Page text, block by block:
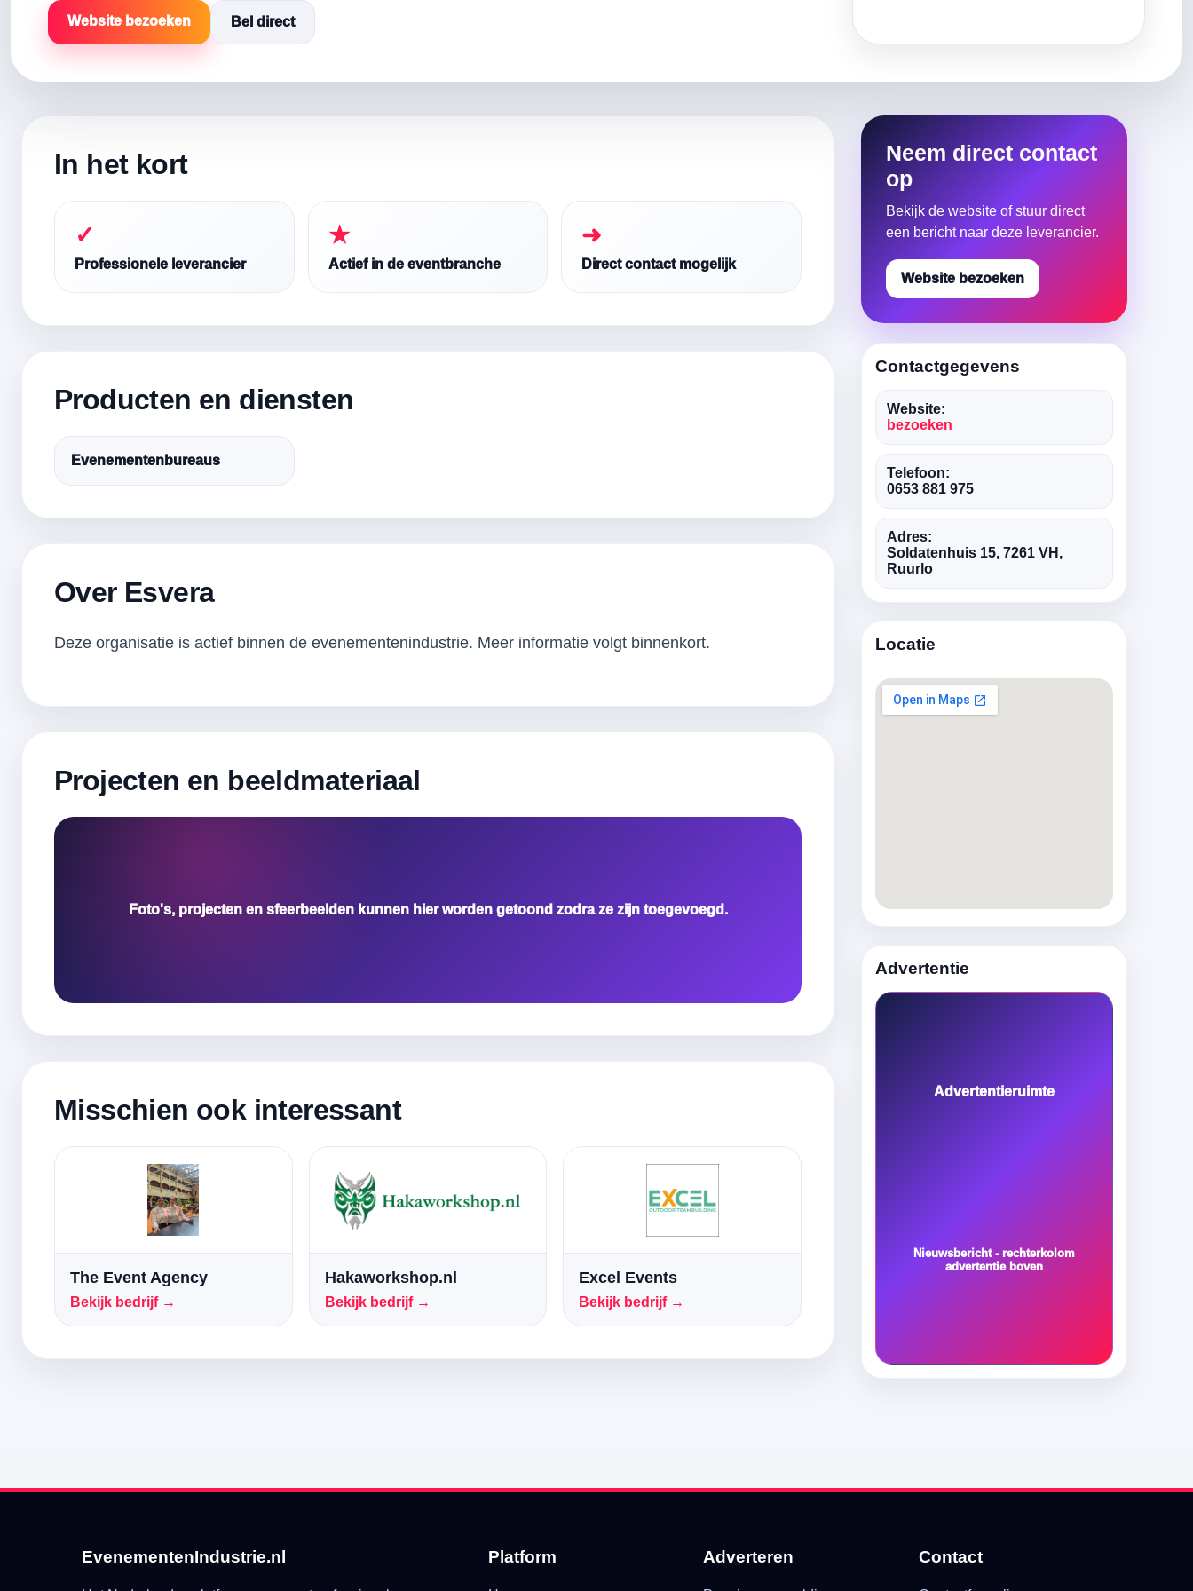
Website bezoeken Bel direct
In het kort
✓
Professionele leverancier
★
Actief in de eventbranche
➜
Direct contact mogelijk
Producten en diensten
Evenementenbureaus
Over Esvera
Deze organisatie is actief binnen de evenementenindustrie. Meer informatie volgt binnenkort.
Projecten en beeldmateriaal
Foto's, projecten en sfeerbeelden kunnen hier worden getoond zodra ze zijn toegevoegd.
Misschien ook interessant
The Event Agency
Bekijk bedrijf →
Hakaworkshop.nl
Bekijk bedrijf →
Excel Events
Bekijk bedrijf →
Neem direct contact
op
Bekijk de website of stuur direct
een bericht naar deze leverancier.
Website bezoeken
Contactgegevens
Website:
bezoeken
Telefoon:
0653 881 975
Adres:
Soldatenhuis 15, 7261 VH,
Ruurlo
Locatie
Advertentie
Advertentieruimte
Nieuwsbericht - rechterkolom
advertentie boven
EvenementenIndustrie.nl Platform Adverteren Contact